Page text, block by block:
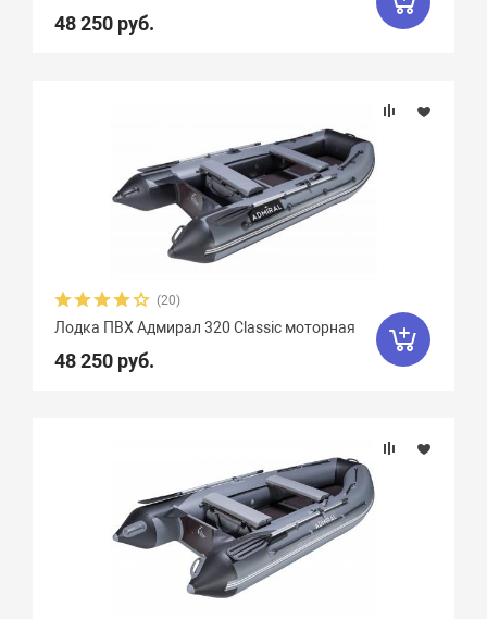
48 250 руб.
(20)
Лодка ПВХ Адмирал 320 Classic моторная
48 250 руб.